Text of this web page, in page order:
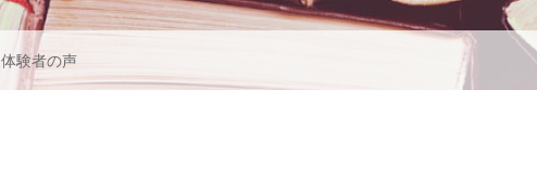
体験者の声